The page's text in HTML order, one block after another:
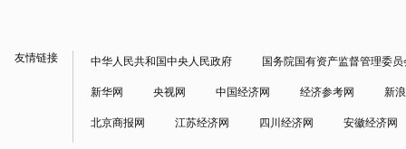
友情链接 中华人民共和国中央人民政府 国务院国有资产监督管理委员
新华网 央视网 中国经济网 经济参考网 新
北京商报网 江苏经济网 四川经济网 安徽经济网